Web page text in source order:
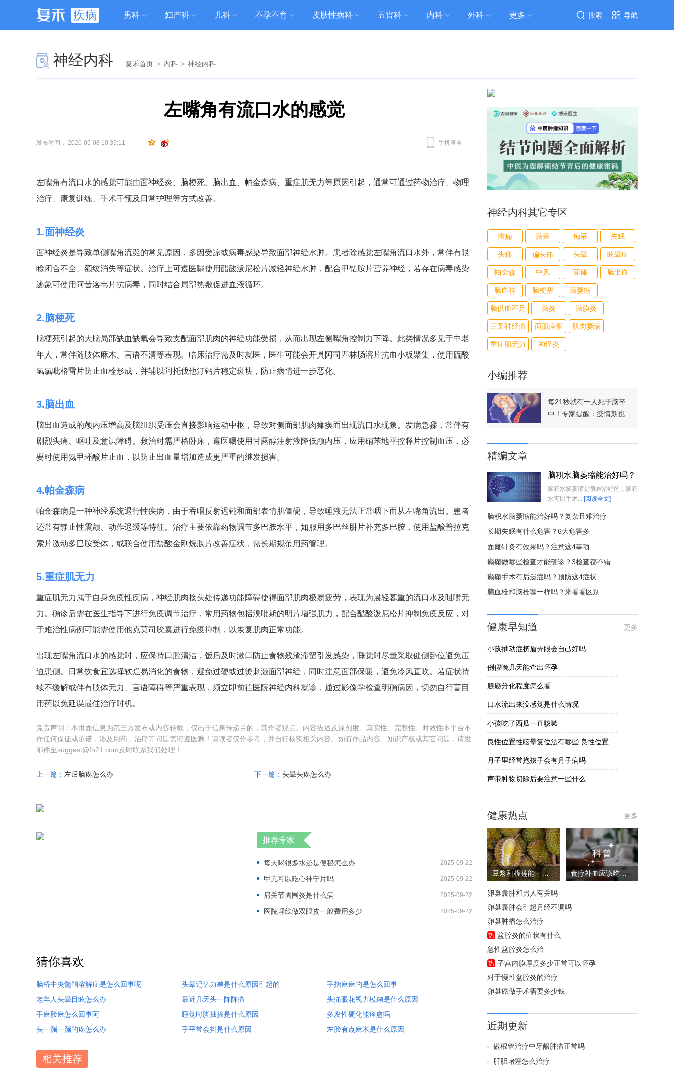
疾病 男科 妇产科 儿科 不孕不育 皮肤性病科 五官科 内科 外科 更多 导航
搜索
神经内科 复禾首页 > 内科 > 神经内科
左嘴角有流口水的感觉
发布时间： 2026-05-08 10:39:11 手机查看
左嘴角有流口水的感觉可能由面神经炎、脑梗死、脑出血、帕金森病、重症肌无力等原因引起，通常可通过药物治疗、物理
治疗、康复训练、手术干预及日常护理等方式改善。
1.面神经炎
面神经炎是导致单侧嘴角流涎的常见原因，多因受凉或病毒感染导致面部神经水肿。患者除感觉左嘴角流口水外，常伴有眼
睑闭合不全、额纹消失等症状。治疗上可遵医嘱使用醋酸泼尼松片减轻神经水肿，配合甲钴胺片营养神经，若存在病毒感染
迹象可使用阿昔洛韦片抗病毒，同时结合局部热敷促进血液循环。
2.脑梗死
脑梗死引起的大脑局部缺血缺氧会导致支配面部肌肉的神经功能受损，从而出现左侧嘴角控制力下降。此类情况多见于中老
年人，常伴随肢体麻木、言语不清等表现。临床治疗需及时就医，医生可能会开具阿司匹林肠溶片抗血小板聚集，使用硫酸
氢氯吡格雷片防止血栓形成，并辅以阿托伐他汀钙片稳定斑块，防止病情进一步恶化。
3.脑出血
脑出血造成的颅内压增高及脑组织受压会直接影响运动中枢，导致对侧面部肌肉瘫痪而出现流口水现象。发病急骤，常伴有
剧烈头痛、呕吐及意识障碍。救治时需严格卧床，遵医嘱使用甘露醇注射液降低颅内压，应用硝苯地平控释片控制血压，必
要时使用氨甲环酸片止血，以防止出血量增加造成更严重的继发损害。
4.帕金森病
帕金森病是一种神经系统退行性疾病，由于吞咽反射迟钝和面部表情肌僵硬，导致唾液无法正常咽下而从左嘴角流出。患者
还常有静止性震颤、动作迟缓等特征。治疗主要依靠药物调节多巴胺水平，如服用多巴丝肼片补充多巴胺，使用盐酸普拉克
索片激动多巴胺受体，或联合使用盐酸金刚烷胺片改善症状，需长期规范用药管理。
5.重症肌无力
重症肌无力属于自身免疫性疾病，神经肌肉接头处传递功能障碍使得面部肌肉极易疲劳，表现为晨轻暮重的流口水及咀嚼无
力。确诊后需在医生指导下进行免疫调节治疗，常用药物包括溴吡斯的明片增强肌力，配合醋酸泼尼松片抑制免疫反应，对
于难治性病例可能需使用他克莫司胶囊进行免疫抑制，以恢复肌肉正常功能。
出现左嘴角流口水的感觉时，应保持口腔清洁，饭后及时漱口防止食物残渣滞留引发感染，睡觉时尽量采取健侧卧位避免压
迫患侧。日常饮食宜选择软烂易消化的食物，避免过硬或过烫刺激面部神经，同时注意面部保暖，避免冷风直吹。若症状持
续不缓解或伴有肢体无力、言语障碍等严重表现，须立即前往医院神经内科就诊，通过影像学检查明确病因，切勿自行盲目
用药以免延误最佳治疗时机。
免责声明：本页面信息为第三方发布或内容转载，仅出于信息传递目的，其作者观点、内容描述及原创度、真实性、完整性、时效性本平台不
作任何保证或承诺，涉及用药、治疗等问题需谨遵医嘱！请读者仅作参考，并自行核实相关内容。如有作品内容、知识产权或其它问题，请发
邮件至suggest@fh21.com及时联系我们处理！
上一篇： 左后脑疼怎么办 下一篇： 头晕头疼怎么办
推荐专家
每天喝很多水还是便秘怎么办 2025-09-22
甲亢可以吃心神宁片吗 2025-09-22
肩关节周围炎是什么病 2025-09-22
医院埋线做双眼皮一般费用多少 2025-09-22
猜你喜欢
脑桥中央髓鞘溶解症是怎么回事呢 头晕记忆力差是什么原因引起的
手指麻麻的是怎么回事
老年人头晕目眩怎么办
最近几天头一阵阵痛
头痛眼花视力模糊是什么原因
手麻脸麻怎么回事阿
睡觉时脚抽搐是什么原因
多发性硬化能痊愈吗
头一蹦一蹦的疼怎么办
手平常会抖是什么原因 左脸有点麻木是什么原因
相关推荐
神经内科其它专区
癫痫 脑瘫 痴呆 失眠
头痛 偏头痛 头晕 眩晕症
帕金森 中风 面瘫 脑出血
脑血栓 脑梗塞 脑萎缩
脑供血不足 脑炎 脑膜炎
三叉神经痛 面肌痉挛 肌肉萎缩
重症肌无力 神经炎
小编推荐
每21秒就有一人死于脑卒
中！专家提醒：疫情期也要
精编文章
脑积水脑萎缩能治好吗？
脑积水脑萎缩是很难治好的，脑积
水可以手术... [阅读全文]
脑积水脑萎缩能治好吗？复杂且难治疗
长期失眠有什么危害？6大危害多
面瘫针灸有效果吗？注意这4事项
癫痫做哪些检查才能确诊？3检查都不错
癫痫手术有后遗症吗？预防这4症状
脑血栓和脑栓塞一样吗？来看看区别
健康早知道 更多
小孩抽动症挤眉弄眼会自己好吗
例假晚几天能查出怀孕
腺癌分化程度怎么看
口水流出来没感觉是什么情况
小孩吃了西瓜一直咳嗽
良性位置性眩晕复位法有哪些 良性位置性眩晕要怎么办
月子里经常抱孩子会有月子病吗
声带肿物切除后要注意一些什么
健康热点 更多
豆浆和榴莲能一起吃吗 食疗补血应该吃些什么
卵巢囊肿和男人有关吗
卵巢囊肿会引起月经不调吗
卵巢肿瘤怎么治疗
热 盆腔炎的症状有什么
急性盆腔炎怎么治
热 子宫内膜厚度多少正常可以怀孕
对于慢性盆腔炎的治疗
卵巢癌做手术需要多少钱
近期更新
做根管治疗中牙龈肿痛正常吗
肝胆堵塞怎么治疗